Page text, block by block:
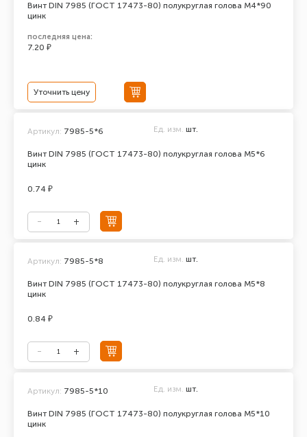
Винт DIN 7985 (ГОСТ 17473-80) полукруглая голова М4*90
цинк
последняя цена:
7.20 ₽
Уточнить цену
Винт DIN 7985 (ГОСТ 17473-80) полукруглая голова М5*6
цинк
Артикул: 7985-5*6 Ед. изм. шт.
0.74 ₽
Винт DIN 7985 (ГОСТ 17473-80) полукруглая голова М5*8
цинк
Артикул: 7985-5*8 Ед. изм. шт.
0.84 ₽
Винт DIN 7985 (ГОСТ 17473-80) полукруглая голова М5*10
цинк
Артикул: 7985-5*10 Ед. изм. шт.